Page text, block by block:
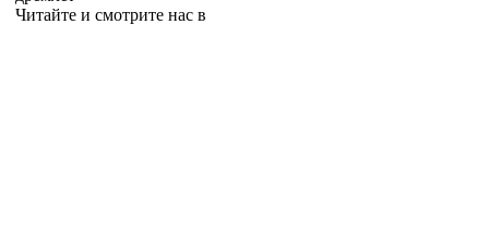
Читайте и смотрите нас в